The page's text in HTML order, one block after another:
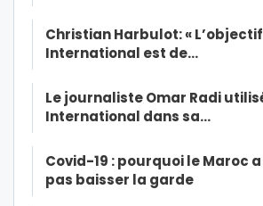
Christian Harbulot: «
International est de…
Le journaliste Omar Radi
International dans sa…
Covid-19 : pourquoi le Maroc
pas baisser la garde